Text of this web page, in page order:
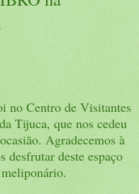
no Centro de Visitantes
Tijuca, que nos cedeu
Agradecemos à
desfrutar deste espaço